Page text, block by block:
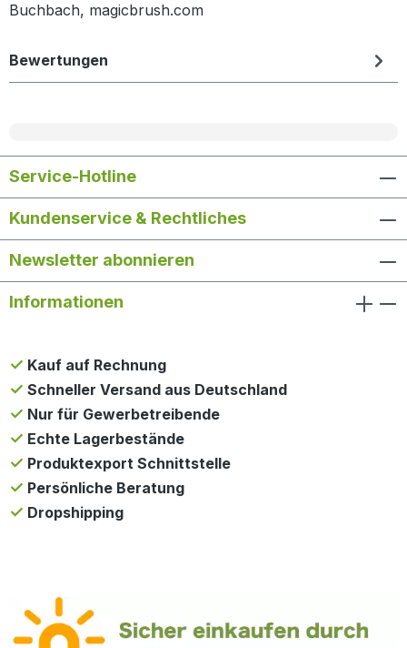
Buchbach, magicbrush.com
Bewertungen
Service-Hotline
Kundenservice & Rechtliches
Newsletter abonnieren
Informationen
Kauf auf Rechnung
Schneller Versand aus Deutschland
Nur für Gewerbetreibende
Echte Lagerbestände
Produktexport Schnittstelle
Persönliche Beratung
Dropshipping